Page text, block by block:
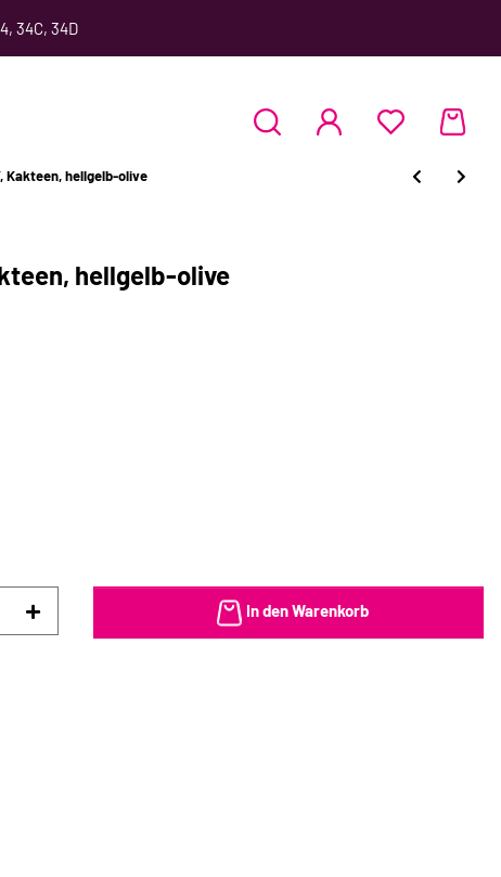
34C, 34D
Kakteen, hellgelb-olive
hellgelb-olive
In den Warenkorb